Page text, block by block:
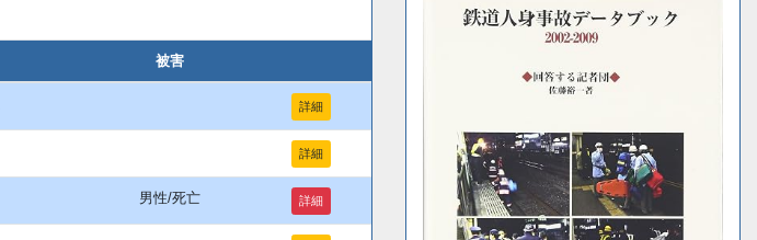
被害
詳細
詳細
男性/死亡 詳細